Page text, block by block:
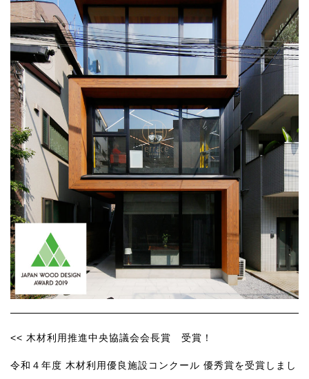
<< 木材利用推進中央協議会会長賞 受賞！
令和４年度 木材利用優良施設コンクール 優秀賞を受賞しまし